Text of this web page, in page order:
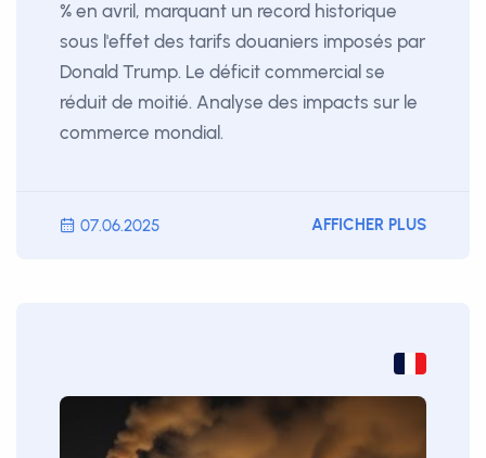
% en avril, marquant un record historique
sous l'effet des tarifs douaniers imposés par
Donald Trump. Le déficit commercial se
réduit de moitié. Analyse des impacts sur le
commerce mondial.
07.06.2025 AFFICHER PLUS